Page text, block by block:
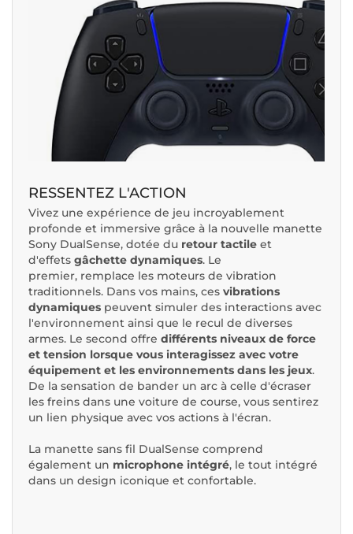
RESSENTEZ L'ACTION
Vivez une expérience de jeu incroyablement
profonde et immersive grâce à la nouvelle manette
Sony DualSense, dotée du retour tactile et
d'effets gâchette dynamiques. Le
premier, remplace les moteurs de vibration
traditionnels. Dans vos mains, ces vibrations
dynamiques peuvent simuler des interactions avec
l'environnement ainsi que le recul de diverses
armes. Le second offre différents niveaux de force
et tension lorsque vous interagissez avec votre
équipement et les environnements dans les jeux.
De la sensation de bander un arc à celle d'écraser
les freins dans une voiture de course, vous sentirez
un lien physique avec vos actions à l'écran.
La manette sans fil DualSense comprend
également un microphone intégré, le tout intégré
dans un design iconique et confortable.